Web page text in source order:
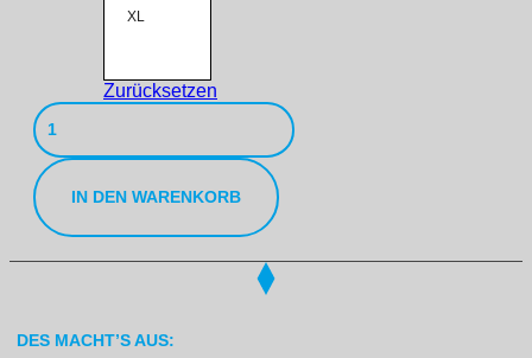
XL
Zurücksetzen
Whips
Don't
Lie
Shirt
MengeIN DEN WARENKORB
DES MACHT’S AUS: